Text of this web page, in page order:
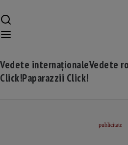
Vedete internaționaleVedete
Click!Paparazzii Click!